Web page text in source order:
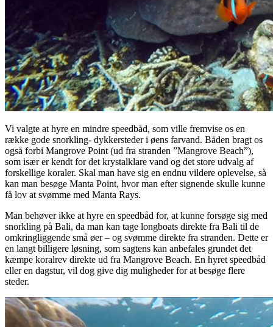
Vi valgte at hyre en mindre speedbåd, som ville fremvise os en
række gode snorkling- dykkersteder i øens farvand. Båden bragt os
også forbi Mangrove Point (ud fra stranden ”Mangrove Beach”),
som især er kendt for det krystalklare vand og det store udvalg af
forskellige koraler. Skal man have sig en endnu vildere oplevelse, så
kan man besøge Manta Point, hvor man efter signende skulle kunne
få lov at svømme med Manta Rays.
Man behøver ikke at hyre en speedbåd for, at kunne forsøge sig med
snorkling på Bali, da man kan tage longboats direkte fra Bali til de
omkringliggende små øer – og svømme direkte fra stranden. Dette er
en langt billigere løsning, som sagtens kan anbefales grundet det
kæmpe koralrev direkte ud fra Mangrove Beach. En hyret speedbåd
eller en dagstur, vil dog give dig muligheder for at besøge flere
steder.